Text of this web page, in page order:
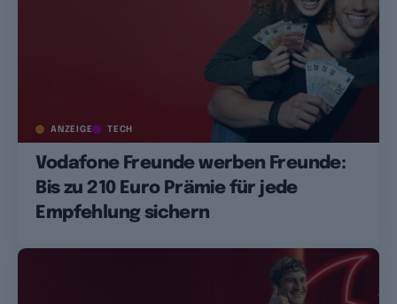
ANZEIGE TECH
Vodafone Freunde werben Freunde:
Bis zu 210 Euro Prämie für jede
Empfehlung sichern